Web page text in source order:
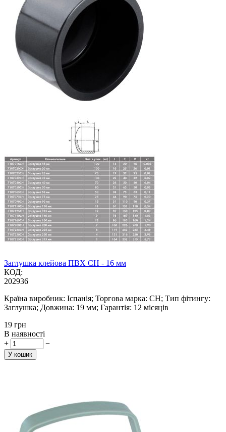
Заглушка клейова ПВХ CH - 16 мм
КОД:
202936
Країна виробник: Іспанія; Торгова марка: CH; Тип фітингу:
Заглушка; Довжина: 19 мм; Гарантія: 12 місяців
‍19‍ грн
В наявності
+
−
У кошик